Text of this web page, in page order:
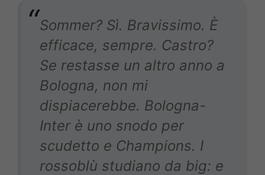
Sommer? Sì. Bravissimo. È
efficace, sempre. Castro?
Se restasse un altro anno a
Bologna, non mi
dispiacerebbe. Bologna-
Inter è uno snodo per
scudetto e Champions. I
rossoblù studiano da big: e